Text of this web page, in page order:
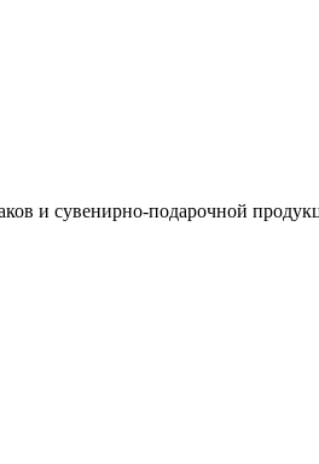
и сувенирно-подарочной